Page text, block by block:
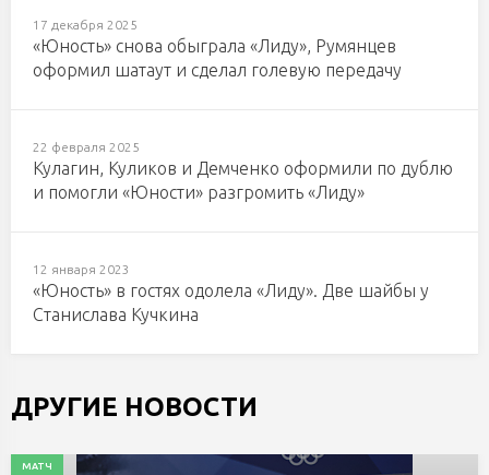
17 декабря 2025
«Юность» снова обыграла «Лиду», Румянцев
оформил шатаут и сделал голевую передачу
22 февраля 2025
Кулагин, Куликов и Демченко оформили по дублю
и помогли «Юности» разгромить «Лиду»
12 января 2023
«Юность» в гостях одолела «Лиду». Две шайбы у
Станислава Кучкина
ДРУГИЕ НОВОСТИ
МАТЧ